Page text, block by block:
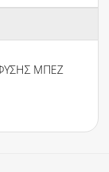
ΜΠΕΖ